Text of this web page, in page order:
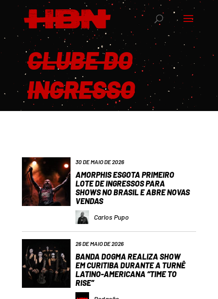
CLUBE DO
INGRESSO
30 DE MAIO DE 2026
AMORPHIS ESGOTA PRIMEIRO
LOTE DE INGRESSOS PARA
SHOWS NO BRASIL E ABRE NOVAS
VENDAS
Carlos Pupo
26 DE MAIO DE 2026
BANDA DOGMA REALIZA SHOW
EM CURITIBA DURANTE A TURNÊ
LATINO-AMERICANA “TIME TO
RISE”